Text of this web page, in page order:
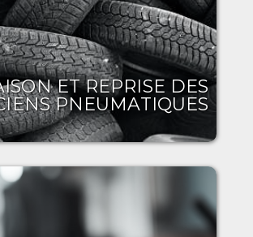
ET REPRISE DES
PNEUMATIQUES